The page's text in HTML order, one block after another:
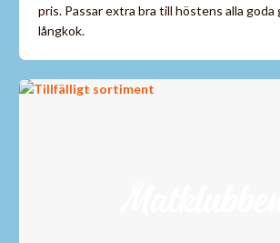
pris. Passar extra bra till höstens alla goda
långkok.